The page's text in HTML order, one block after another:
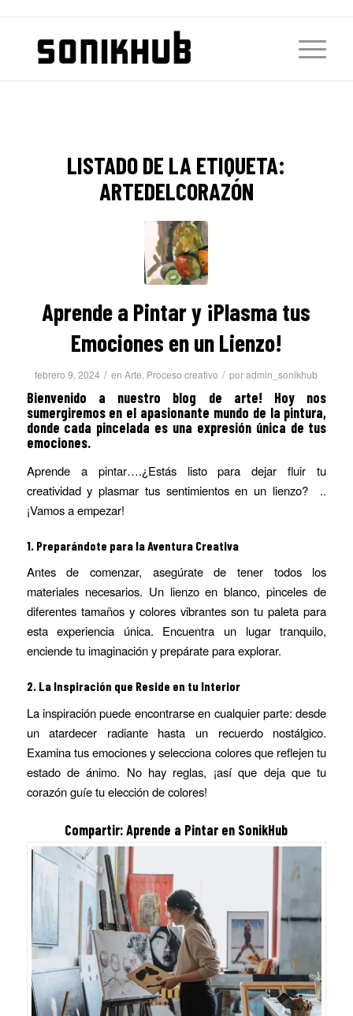
LISTADO DE LA ETIQUETA:
ARTEDELCORAZÓN
Aprende a Pintar y ¡Plasma tus
Emociones en un Lienzo!
febrero 9, 2024 / enArte, Proceso creativo / poradmin_sonikhub
Bienvenido a nuestro blog de arte! Hoy nos
sumergiremos en el apasionante mundo de la pintura,
donde cada pincelada es una expresión única de tus
emociones.
Aprende a pintar….¿Estás listo para dejar fluir tu
creatividad y plasmar tus sentimientos en un lienzo? ..
¡Vamos a empezar!
1. Preparándote para la Aventura Creativa
Antes de comenzar, asegúrate de tener todos los
materiales necesarios. Un lienzo en blanco, pinceles de
diferentes tamaños y colores vibrantes son tu paleta para
esta experiencia única. Encuentra un lugar tranquilo,
enciende tu imaginación y prepárate para explorar.
2. La Inspiración que Reside en tu Interior
La inspiración puede encontrarse en cualquier parte: desde
un atardecer radiante hasta un recuerdo nostálgico.
Examina tus emociones y selecciona colores que reflejen tu
estado de ánimo. No hay reglas, ¡así que deja que tu
corazón guíe tu elección de colores!
Compartir:Aprende a Pintar en SonikHub